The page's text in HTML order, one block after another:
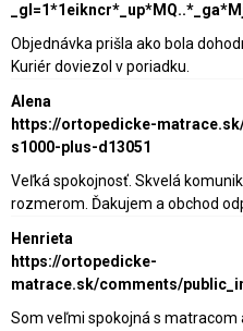
Objednávka prišla ako bola
Kuriér doviezol v poriadku.
Alena
https://ortopedicke-
s1000-plus-d13051
Veľká spokojnosť. Skvelá
rozmerom. Ďakujem a obchod
Henrieta
https://ortopedicke-
matrace.sk/comments/
Som veľmi spokojná s matracom